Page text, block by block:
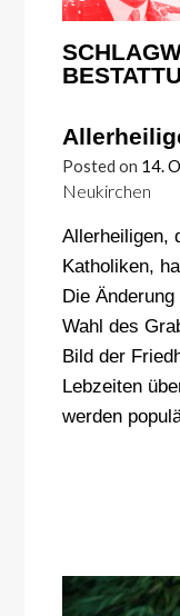
Posted on 14.
Neukirchen
Allerheiligen,
Katholiken,
Die
Wahl des
Bild der
Lebzeiten
werden